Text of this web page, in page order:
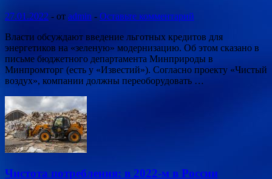
27.01.2022 - от admin - Оставьте комментарий
Власти обсуждают введение льготных кредитов для
энергетиков на «зеленую» модернизацию. Об этом сказано в
письме бюджетного департамента Минприроды в
Минпромторг (есть у «Известий»). Согласно проекту «Чистый
воздух», компании должны переоборудовать …
Чистота потребления: в 2022-м в России